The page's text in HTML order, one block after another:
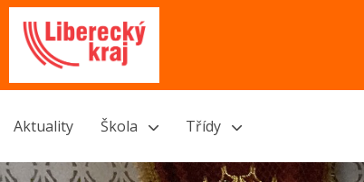
Aktuality Škola Třídy